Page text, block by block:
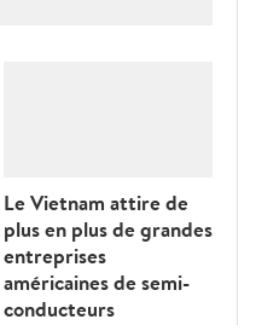
Le Vietnam attire de
plus en plus de grandes
entreprises
américaines de semi-
conducteurs